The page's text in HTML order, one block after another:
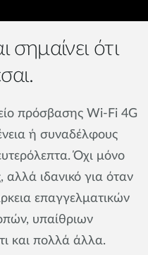
σημαίνει ότι
πρόσβασης Wi-Fi 4G
ή συναδέλφους
Όχι μόνο
αλλά ιδανικό για όταν
επαγγελματικών
υπαίθριων
και πολλά άλλα.